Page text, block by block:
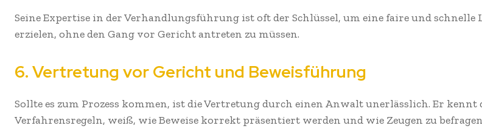
Seine Expertise in der Verhandlungsführung ist oft der Schlüssel, um eine faire und schnelle
erzielen, ohne den Gang vor Gericht antreten zu müssen.
6. Vertretung vor Gericht und Beweisführung
Sollte es zum Prozess kommen, ist die Vertretung durch einen Anwalt unerlässlich. Er kennt
Verfahrensregeln, weiß, wie Beweise korrekt präsentiert werden und wie Zeugen zu